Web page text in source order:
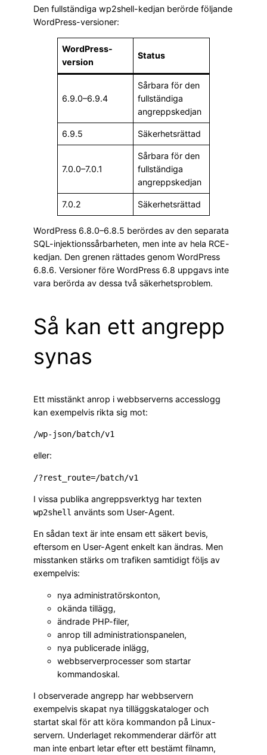
Den fullständiga wp2shell-kedjan berörde följande
WordPress-versioner:
WordPress-
version
Status
6.9.0–6.9.4
Sårbara för den
fullständiga
angreppskedjan
6.9.5 Säkerhetsrättad
7.0.0–7.0.1
Sårbara för den
fullständiga
angreppskedjan
7.0.2 Säkerhetsrättad
WordPress 6.8.0–6.8.5 berördes av den separata
SQL-injektionssårbarheten, men inte av hela RCE-
kedjan. Den grenen rättades genom WordPress
6.8.6. Versioner före WordPress 6.8 uppgavs inte
vara berörda av dessa två säkerhetsproblem.
Så kan ett angrepp
synas
Ett misstänkt anrop i webbserverns accesslogg
kan exempelvis rikta sig mot:
/wp-json/batch/v1
eller:
/?rest_route=/batch/v1
I vissa publika angreppsverktyg har texten
wp2shell använts som User-Agent.
En sådan text är inte ensam ett säkert bevis,
eftersom en User-Agent enkelt kan ändras. Men
misstanken stärks om trafiken samtidigt följs av
exempelvis:
nya administratörskonton,
okända tillägg,
ändrade PHP-filer,
anrop till administrationspanelen,
nya publicerade inlägg,
webbserverprocesser som startar
kommandoskal.
I observerade angrepp har webbservern
exempelvis skapat nya tilläggskataloger och
startat skal för att köra kommandon på Linux-
servern. Underlaget rekommenderar därför att
man inte enbart letar efter ett bestämt filnamn,